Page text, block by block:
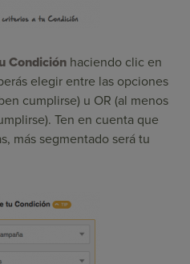
Condición haciendo clic en
elegir entre las opciones
cumplirse) u OR (al menos
Ten en cuenta que
más segmentado será tu